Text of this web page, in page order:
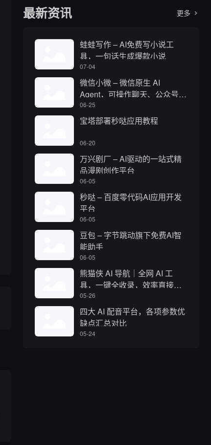
最新资讯 更多 
蛙蛙写作 – AI免费写小说工
具，一句话生成爆款小说
07-04
微信小微 – 微信原生 AI
Agent，可操作聊天、公众号、
视频号和小程序
06-25
宝塔部署秒哒应用教程
06-20
万兴剧厂 – AI驱动的一站式精
品漫剧创作平台
06-05
秒哒 – 百度零代码AI应用开发
平台
06-05
豆包 – 字节跳动旗下免费AI智
能助手
06-05
熊猫侠 AI 导航｜全网 AI 工
具，一键全收录，效率直接拉
满
05-26
四大 AI 配音平台，各项参数优
缺点汇总对比
05-24